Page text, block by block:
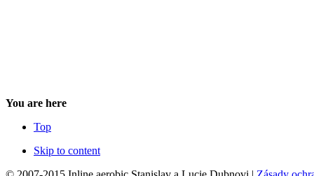
You are here
Top
Skip to content